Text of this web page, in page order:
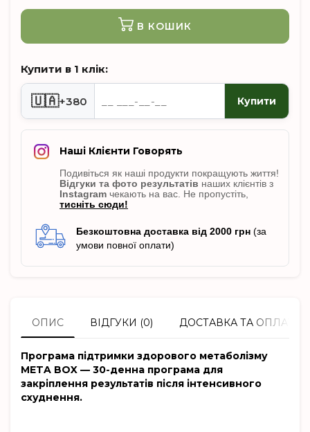
В КОШИК
Купити в 1 клік:
🇺🇦+380 Купити
Наші Клієнти Говорять
Подивіться як наші продукти покращують життя!
Відгуки та фото результатів наших клієнтів з
Instagram чекають на вас. Не пропустіть,
тисніть сюди!
Безкоштовна доставка від 2000 грн (за
умови повної оплати)
ОПИС ВІДГУКИ (0) ДОСТАВКА ТА ОПЛАТА
Програма підтримки здорового метаболізму
META BOX — 30-денна програма для
закріплення результатів після інтенсивного
схуднення.